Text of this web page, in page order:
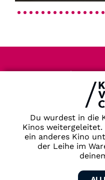
Du wurdest in die
Kinos
ein anderes Kino
der Leihe im